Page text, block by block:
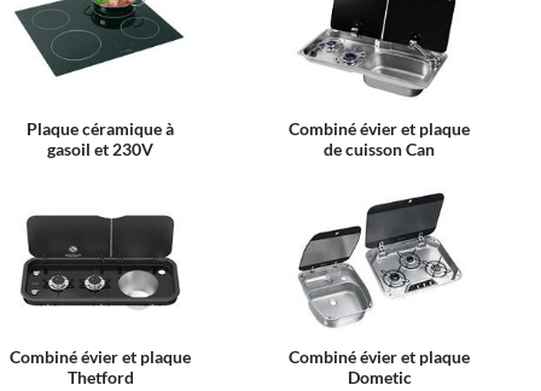
Plaque céramique à
gasoil et 230V
Combiné évier et plaque
de cuisson Can
Combiné évier et plaque
Thetford
Combiné évier et plaque
Dometic